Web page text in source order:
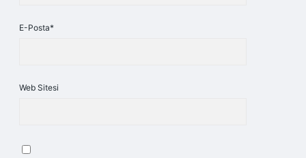
E-Posta*
Web Sitesi